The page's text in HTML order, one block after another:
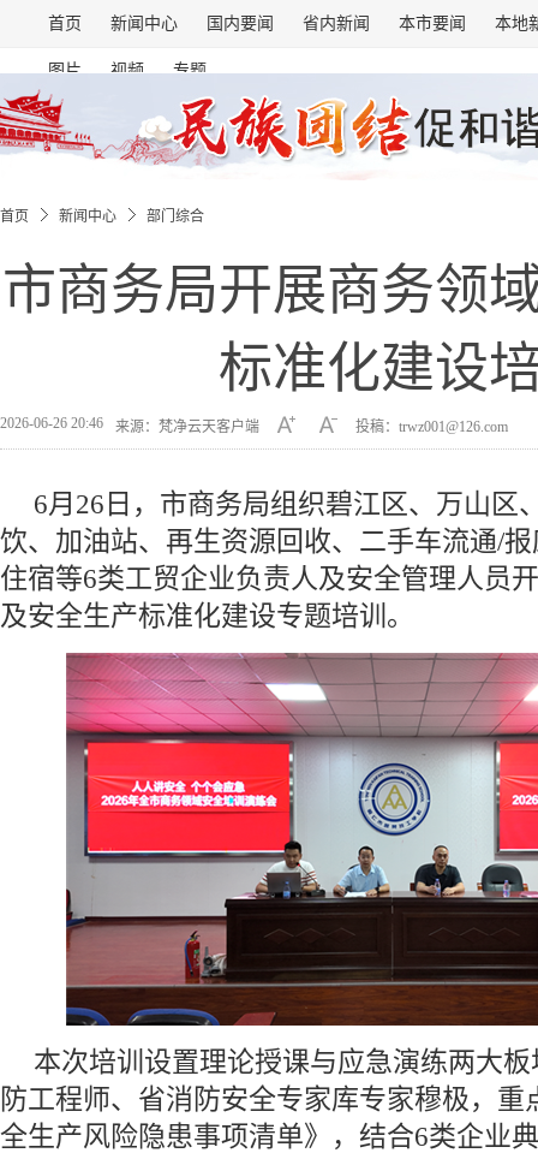
首页 新闻中心 国内要闻 省内新闻 本市要闻 本地
图片 视频 专题
首页 新闻中心 部门综合
市商务局开展商务领
标准化建设
2026-06-26 20:46 来源：梵净云天客户端 投稿：trwz001@126.com
6月26日，市商务局组织碧江区、万山区
饮、加油站、再生资源回收、二手车流通/
住宿等6类工贸企业负责人及安全管理人员
及安全生产标准化建设专题培训。
本次培训设置理论授课与应急演练两大
防工程师、省消防安全专家库专家穆极，重
全生产风险隐患事项清单》，结合6类企业